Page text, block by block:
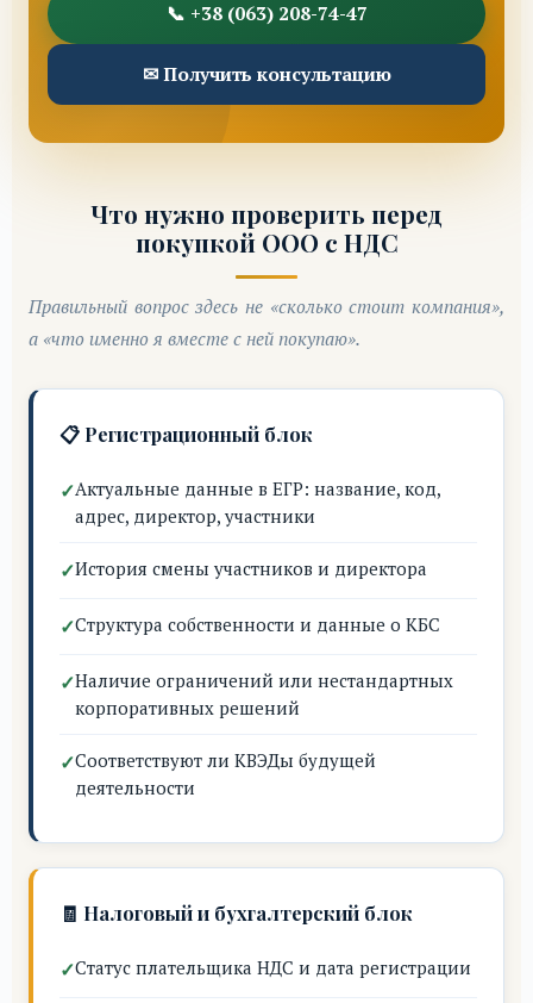
📞 +38 (063) 208-74-47
✉ Получить консультацию
Что нужно проверить перед
покупкой ООО с НДС
Правильный вопрос здесь не «сколько стоит компания»,
а «что именно я вместе с ней покупаю».
📋 Регистрационный блок
Актуальные данные в ЕГР: название, код,
адрес, директор, участники
История смены участников и директора
Структура собственности и данные о КБС
Наличие ограничений или нестандартных
корпоративных решений
Соответствуют ли КВЭДы будущей
деятельности
🧾 Налоговый и бухгалтерский блок
Статус плательщика НДС и дата регистрации